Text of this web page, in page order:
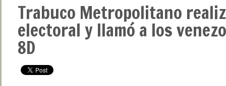
Trabuco Metropolitano
electoral y llamó a los
8D